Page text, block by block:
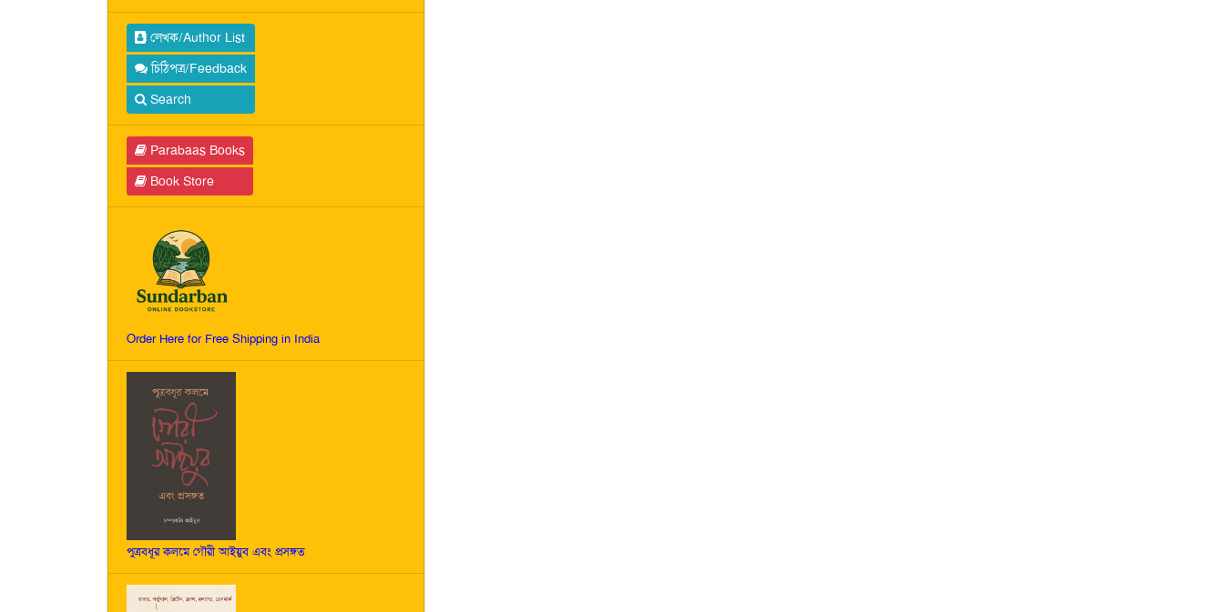
লেখক/Author List
চিঠিপত্র/Feedback
Search
Parabaas Books
Book Store
Order Here for Free Shipping in India
পুত্রবধূর কলমে গৌরী আইয়ুব এবং প্রসঙ্গত